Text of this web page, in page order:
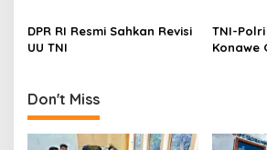
oleh Tim
Sultra
DPR RI Resmi Sahkan Revisi
UU TNI
TNI-
Konawe
Don't Miss